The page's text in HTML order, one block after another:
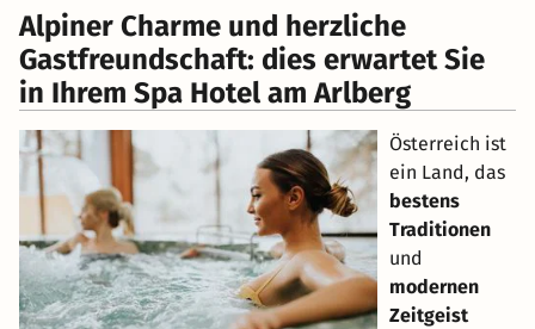
Alpiner Charme und herzliche
Gastfreundschaft: dies erwartet Sie
in Ihrem Spa Hotel am Arlberg
Österreich ist
ein Land, das
bestens
Traditionen
und
modernen
Zeitgeist